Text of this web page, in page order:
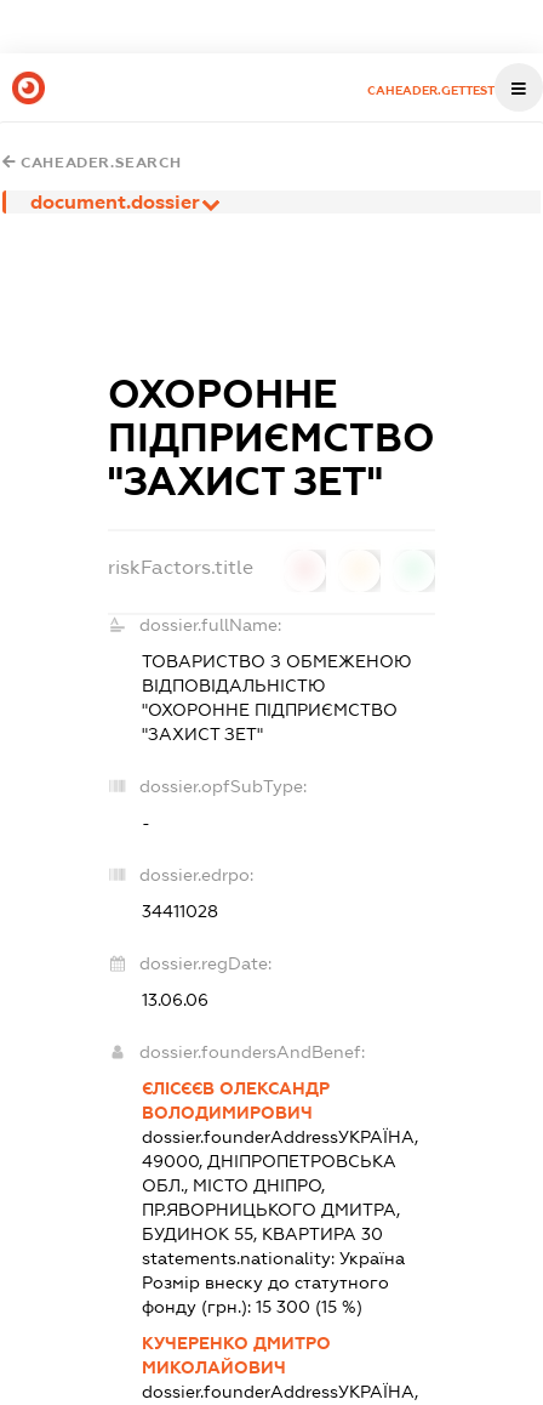
CAHEADER.GETTEST
CAHEADER.SEARCH
document.dossier
ОХОРОННЕ
ПІДПРИЄМСТВО
"ЗАХИСТ ЗЕТ"
riskFactors.title
dossier.fullName:
ТОВАРИСТВО З ОБМЕЖЕНОЮ
ВІДПОВІДАЛЬНІСТЮ
"ОХОРОННЕ ПІДПРИЄМСТВО
"ЗАХИСТ ЗЕТ"
dossier.opfSubType:
-
dossier.edrpo:
34411028
dossier.regDate:
13.06.06
dossier.foundersAndBenef:
ЄЛІСЄЄВ ОЛЕКСАНДР
ВОЛОДИМИРОВИЧ
dossier.founderAddressУКРАЇНА,
49000, ДНІПРОПЕТРОВСЬКА
ОБЛ., МІСТО ДНІПРО,
ПР.ЯВОРНИЦЬКОГО ДМИТРА,
БУДИНОК 55, КВАРТИРА 30
statements.nationality:Україна
Розмір внеску до статутного
фонду (грн.):15 300 (15 %)
КУЧЕРЕНКО ДМИТРО
МИКОЛАЙОВИЧ
dossier.founderAddressУКРАЇНА,